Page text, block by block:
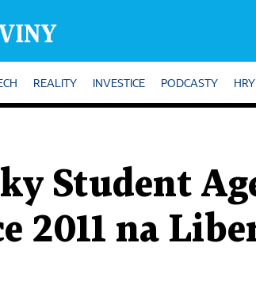
REALITY INVESTICE PODCASTY HRY
Student
2011 na